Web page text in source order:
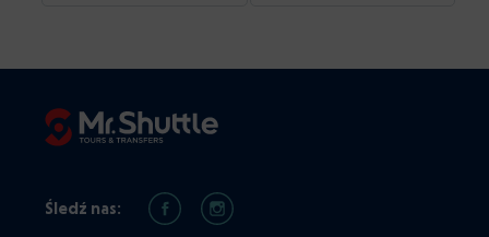
Śledź nas: